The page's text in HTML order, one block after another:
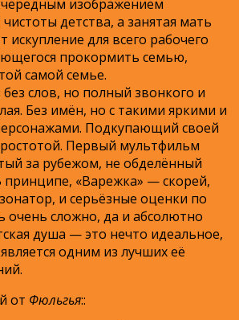
изображением
детства, а занятая мать
искупление для всего рабочего
прокормить семью,
самой семье.
слов, но полный звонкого и
Без имён, но с такими яркими и
Подкупающий своей
Первый мультфильм
за рубежом, не обделённый
принципе, «Варежка» — скорей,
и серьёзные оценки по
очень сложно, да и абсолютно
душа — это нечто идеальное,
одним из лучших её
от Фюльгья::